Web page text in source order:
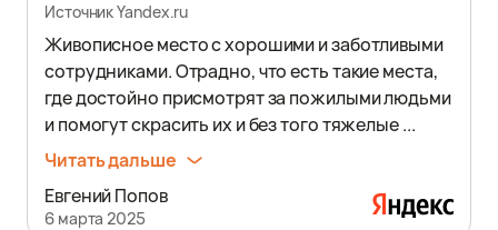
Источник Yandex.ru
Живописное место с хорошими и заботливыми
сотрудниками. Отрадно, что есть такие места,
где достойно присмотрят за пожилыми людьми
и помогут скрасить их и без того тяжелые ...
Читать дальше
Евгений Попов
6 марта 2025